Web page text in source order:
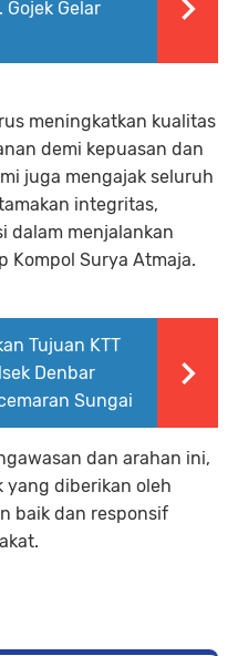
Gojek Gelar
meningkatkan kualitas
demi kepuasan dan
juga mengajak seluruh
integritas,
dalam menjalankan
Kompol Surya Atmaja.
Tujuan KTT
Denbar
Sungai
dan arahan ini,
diberikan oleh
baik dan responsif